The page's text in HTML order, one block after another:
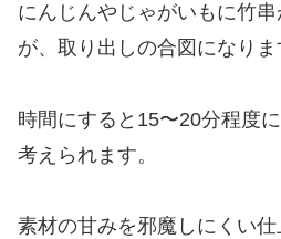
にんじんやじゃがいもに竹
が、取り出しの合図になりま
時間にすると15〜20分程度
考えられます。
素材の甘みを邪魔しにくい